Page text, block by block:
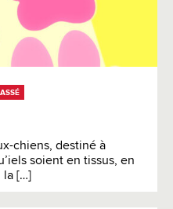
chiens, destiné à
soient en tissus, en
[…]